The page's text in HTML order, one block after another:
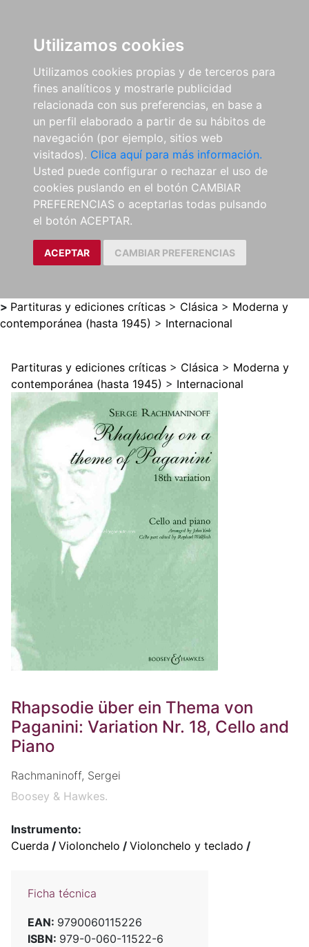
Utilizamos cookies
Utilizamos cookies propias y de terceros para
fines analíticos y mostrarle publicidad
relacionada con sus preferencias, en base a
un perfil elaborado a partir de su hábitos de
navegación (por ejemplo, sitios web
visitados). Clica aquí para más información.
Usted puede configurar o rechazar el uso de
cookies puslando en el botón CAMBIAR
PREFERENCIAS o aceptarlas todas pulsando
el botón ACEPTAR.
ACEPTAR CAMBIAR PREFERENCIAS
> Partituras y ediciones críticas > Clásica > Moderna y
contemporánea (hasta 1945) > Internacional
Partituras y ediciones críticas > Clásica > Moderna y
contemporánea (hasta 1945) > Internacional
Rhapsodie über ein Thema von
Paganini: Variation Nr. 18, Cello and
Piano
Rachmaninoff, Sergei
Boosey & Hawkes.
Instrumento:
Cuerda / Violonchelo / Violonchelo y teclado /
Ficha técnica
EAN: 9790060115226
ISBN: 979-0-060-11522-6